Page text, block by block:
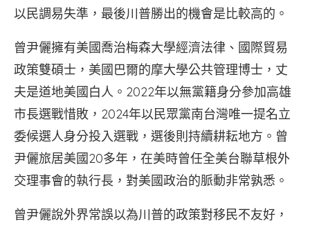
以民調易失準，最後川普勝出的機會是比較高的。
曾尹儷擁有美國喬治梅森大學經濟法律、國際貿易
政策雙碩士，美國巴爾的摩大學公共管理博士，丈
夫是道地美國白人。2022年以無黨籍身分參加高雄
市長選戰惜敗，2024年以民眾黨南台灣唯一提名立
委候選人身分投入選戰，選後則持續耕耘地方。曾
尹儷旅居美國20多年，在美時曾任全美台聯草根外
交理事會的執行長，對美國政治的脈動非常孰悉。
曾尹儷說外界常誤以為川普的政策對移民不友好，